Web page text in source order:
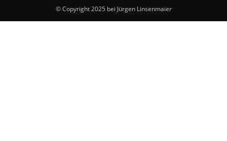
© Copyright 2025 bei Jürgen Linsenmaier